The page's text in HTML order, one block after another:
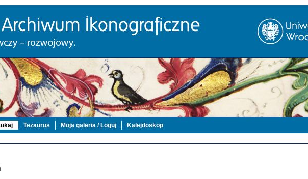
Tezaurus Moja galeria / Loguj Kalejdoskop